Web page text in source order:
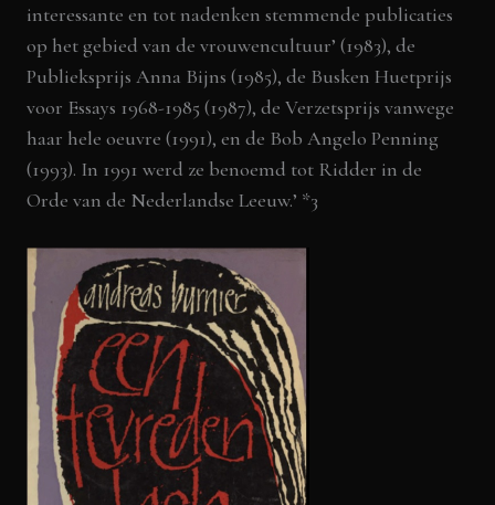
interessante en tot nadenken stemmende publicaties
op het gebied van de vrouwencultuur’ (1983), de
Publieksprijs Anna Bijns (1985), de Busken Huetprijs
voor Essays 1968-1985 (1987), de Verzetsprijs vanwege
haar hele oeuvre (1991), en de Bob Angelo Penning
(1993). In 1991 werd ze benoemd tot Ridder in de
Orde van de Nederlandse Leeuw.’ *3